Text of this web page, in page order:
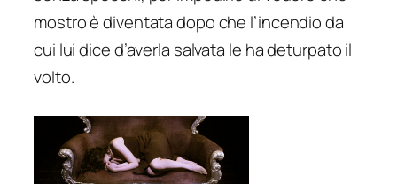
mostro è diventata dopo che l’incendio da
cui lui dice d’averla salvata le ha deturpato il
volto.